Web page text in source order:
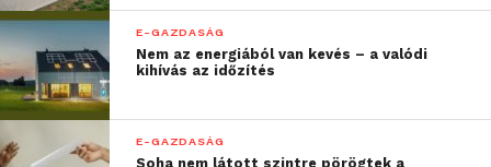
meg a technológia, de
fontos rögzíteni, nem
szólalt meg a gép, és nem
is lett okos. Valójában egy
E-GAZDASÁG
Nem az energiából van kevés – a valódi
kihívás az időzítés
E-GAZDASÁG
Soha nem látott szintre pörögtek a